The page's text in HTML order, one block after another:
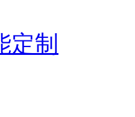
定制